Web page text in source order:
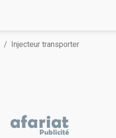
Injecteur transporter